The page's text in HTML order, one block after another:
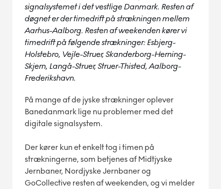
signalsystemet i det vestlige Danmark. Resten af
døgnet er der timedrift på strækningen mellem
Aarhus-Aalborg. Resten af weekenden kører vi
timedrift på følgende strækninger: Esbjerg-
Holstebro, Vejle-Struer, Skanderborg-Herning-
Skjern, Langå-Struer, Struer-Thisted, Aalborg-
Frederikshavn.
På mange af de jyske strækninger oplever
Banedanmark lige nu problemer med det
digitale signalsystem.
Der kører kun et enkelt tog i timen på
strækningerne, som betjenes af Midtjyske
Jernbaner, Nordjyske Jernbaner og
GoCollective resten af weekenden, og vi melder